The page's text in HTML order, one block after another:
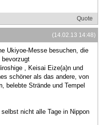
Quote
(14.02.13 14:48)
Ukiyoe-Messe besuchen, die
bevorzugt
, Keisai Eize(a)n und
schöner als das andere, von
belebte Strände und Tempel
nicht alle Tage in Nippon